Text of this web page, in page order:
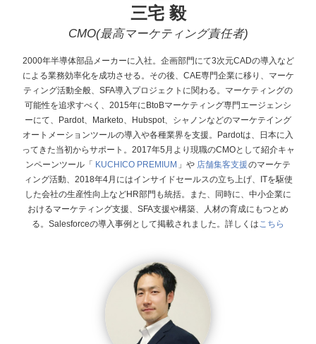
三宅 毅
CMO(最高マーケティング責任者)
2000年半導体部品メーカーに入社。企画部門にて3次元CADの導入など
による業務効率化を成功させる。その後、CAE専門企業に移り、マーケ
ティング活動全般、SFA導入プロジェクトに関わる。マーケティングの
可能性を追求すべく、2015年にBtoBマーケティング専門エージェンシ
ーにて、Pardot、Marketo、Hubspot、シャノンなどのマーケテイング
オートメーションツールの導入や各種業界を支援。Pardotは、日本に入
ってきた当初からサポート。 2017年5月より現職のCMOとして紹介キャ
ンペーンツール「
KUCHICO PREMIUM 」や 店舗集客支援のマーケテ
ィング活動、2018年4月にはインサイドセールスの立ち上げ、ITを駆使
した会社の生産性向上などHR部門も統括。また、同時に、中小企業に
おけるマーケティング支援、SFA支援や構築、人材の育成にもつとめ
る。Salesforceの導入事例として掲載されました。詳しくはこちら